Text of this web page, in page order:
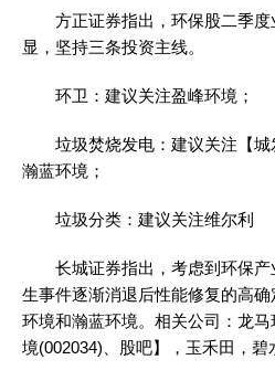
方正证券指出，环保股二季度
显，坚持三条投资主线。
环卫：建议关注盈峰环境；
垃圾焚烧发电：建议关注【城
瀚蓝环境；
垃圾分类：建议关注维尔利
长城证券指出，考虑到环保产
生事件逐渐消退后性能修复的高
环境和瀚蓝环境。相关公司：龙
境(002034)、股吧】，玉禾田，碧